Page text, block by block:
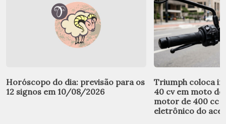
Horóscopo do dia: previsão para os
12 signos em 10/08/2026
Triumph coloca
40 cv em moto de
motor de 400 cc
eletrônico do